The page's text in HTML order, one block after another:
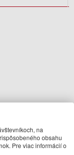
na
obsahu
Pre viac informácií o